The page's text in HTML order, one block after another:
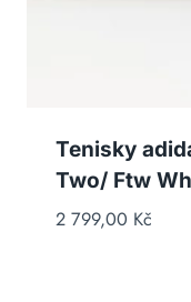
Tenisky
Two/ Ftw
2 799,00 Kč